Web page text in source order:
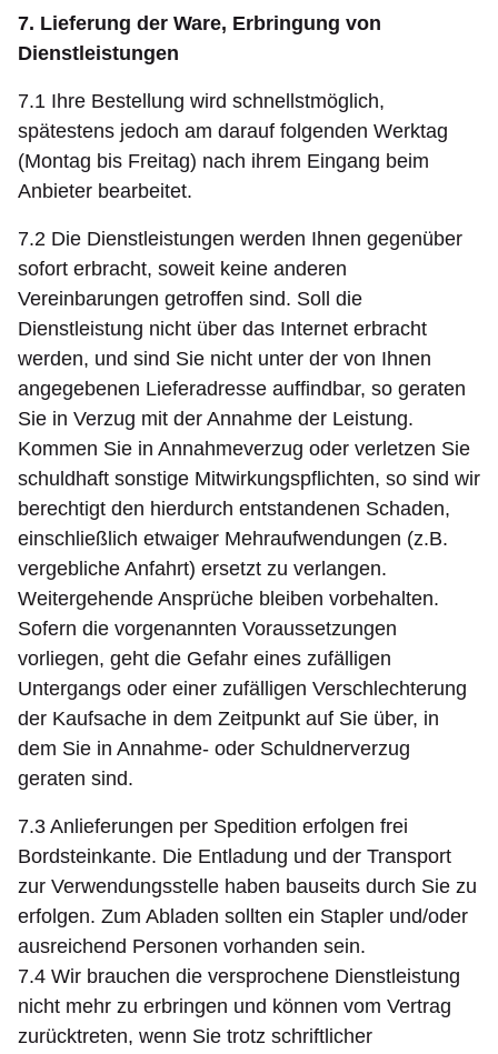
7. Lieferung der Ware, Erbringung von
Dienstleistungen
7.1 Ihre Bestellung wird schnellstmöglich,
spätestens jedoch am darauf folgenden Werktag
(Montag bis Freitag) nach ihrem Eingang beim
Anbieter bearbeitet.
7.2 Die Dienstleistungen werden Ihnen gegenüber
sofort erbracht, soweit keine anderen
Vereinbarungen getroffen sind. Soll die
Dienstleistung nicht über das Internet erbracht
werden, und sind Sie nicht unter der von Ihnen
angegebenen Lieferadresse auffindbar, so geraten
Sie in Verzug mit der Annahme der Leistung.
Kommen Sie in Annahmeverzug oder verletzen Sie
schuldhaft sonstige Mitwirkungspflichten, so sind wir
berechtigt den hierdurch entstandenen Schaden,
einschließlich etwaiger Mehraufwendungen (z.B.
vergebliche Anfahrt) ersetzt zu verlangen.
Weitergehende Ansprüche bleiben vorbehalten.
Sofern die vorgenannten Voraussetzungen
vorliegen, geht die Gefahr eines zufälligen
Untergangs oder einer zufälligen Verschlechterung
der Kaufsache in dem Zeitpunkt auf Sie über, in
dem Sie in Annahme- oder Schuldnerverzug
geraten sind.
7.3 Anlieferungen per Spedition erfolgen frei
Bordsteinkante. Die Entladung und der Transport
zur Verwendungsstelle haben bauseits durch Sie zu
erfolgen. Zum Abladen sollten ein Stapler und/oder
ausreichend Personen vorhanden sein.
7.4 Wir brauchen die versprochene Dienstleistung
nicht mehr zu erbringen und können vom Vertrag
zurücktreten, wenn Sie trotz schriftlicher